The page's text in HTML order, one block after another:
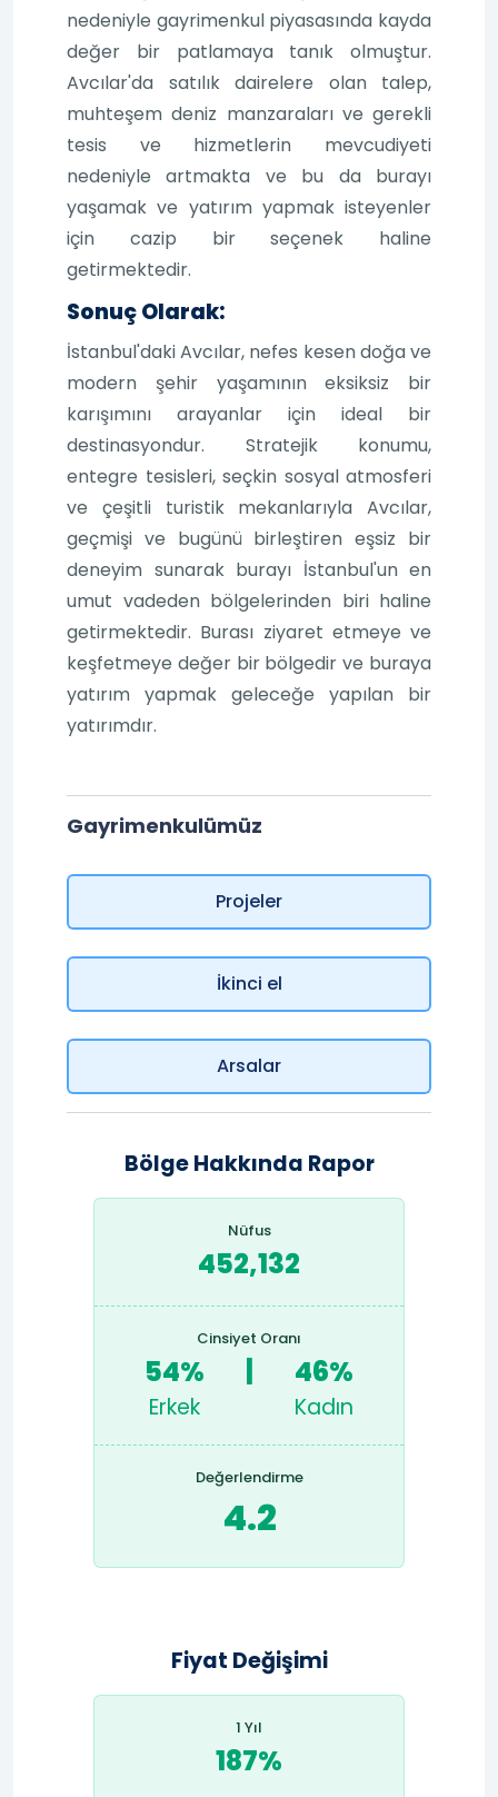
nedeniyle gayrimenkul piyasasında kayda
değer bir patlamaya tanık olmuştur.
Avcılar'da satılık dairelere olan talep,
muhteşem deniz manzaraları ve gerekli
tesis ve hizmetlerin mevcudiyeti
nedeniyle artmakta ve bu da burayı
yaşamak ve yatırım yapmak isteyenler
için cazip bir seçenek haline
getirmektedir.
Sonuç Olarak:
İstanbul'daki Avcılar, nefes kesen doğa ve
modern şehir yaşamının eksiksiz bir
karışımını arayanlar için ideal bir
destinasyondur. Stratejik konumu,
entegre tesisleri, seçkin sosyal atmosferi
ve çeşitli turistik mekanlarıyla Avcılar,
geçmişi ve bugünü birleştiren eşsiz bir
deneyim sunarak burayı İstanbul'un en
umut vadeden bölgelerinden biri haline
getirmektedir. Burası ziyaret etmeye ve
keşfetmeye değer bir bölgedir ve buraya
yatırım yapmak geleceğe yapılan bir
yatırımdır.
Gayrimenkulümüz
Projeler
İkinci el
Arsalar
Bölge Hakkında Rapor
Nüfus
452,132
Cinsiyet Oranı
54%
Erkek
46%
Kadın
Değerlendirme
4.2
Fiyat Değişimi
1 Yıl
187%